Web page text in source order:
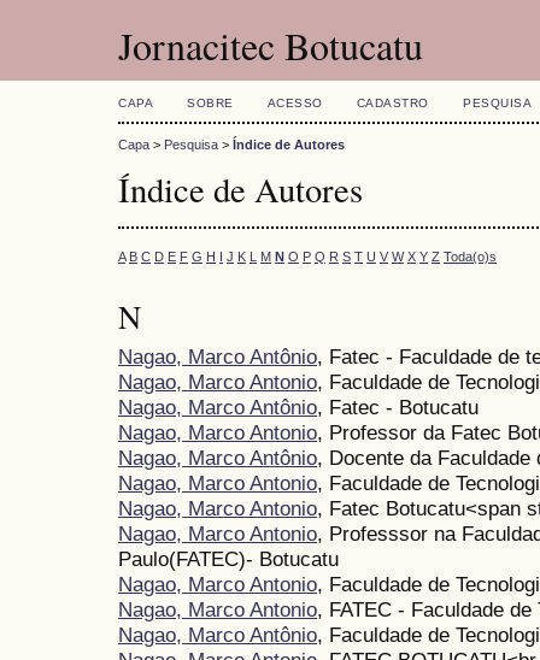
Jornacitec Botucatu
CAPA SOBRE ACESSO CADASTRO PESQUISA
Capa > Pesquisa > Índice de Autores
Índice de Autores
A B C D E F G H I J K L M N O P Q R S T U V W X Y Z Toda(o)s
N
Nagao, Marco Antônio, Fatec - Faculdade de
Nagao, Marco Antonio, Faculdade de
Nagao, Marco Antônio, Fatec - Botucatu
Nagao, Marco Antonio, Professor da Fatec
Nagao, Marco Antônio, Docente da Faculdade
Nagao, Marco Antonio, Faculdade de
Nagao, Marco Antonio, Fatec Botucatu<span
Nagao, Marco Antonio, Professsor na
Paulo(FATEC)- Botucatu
Nagao, Marco Antonio, Faculdade de
Nagao, Marco Antonio, FATEC - Faculdade
Nagao, Marco Antônio, Faculdade de